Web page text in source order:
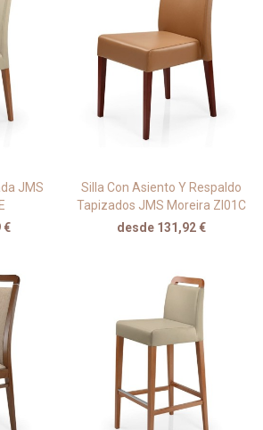
JMS
€
Silla Con Asiento Y Respaldo
Tapizados JMS Moreira ZI01C
desde 131,92 €